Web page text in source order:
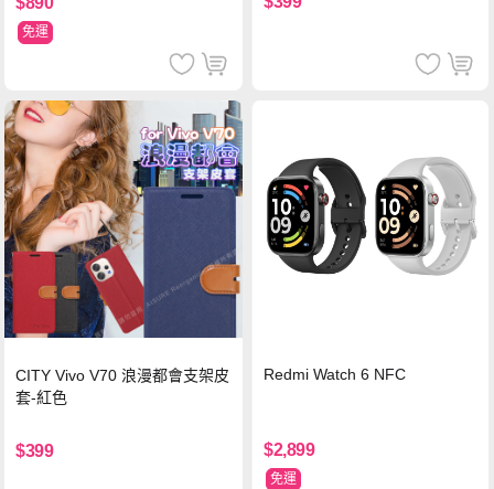
免運
CITY Vivo V70 浪漫都會支架皮
套-紅色
$399
Redmi Watch 6 NFC
$2,899
免運